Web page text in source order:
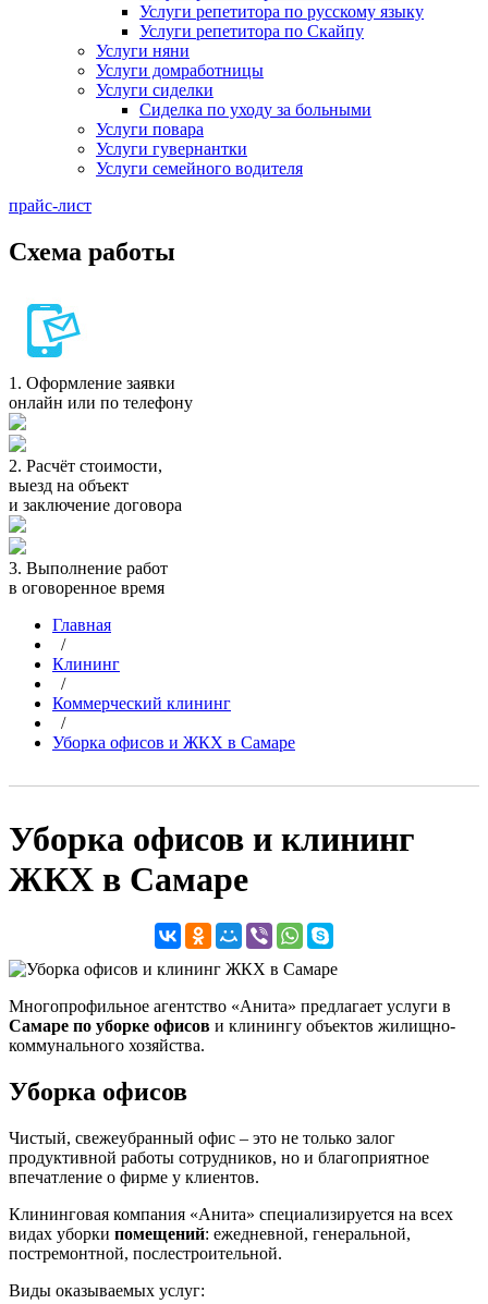
Услуги репетитора по русскому языку
Услуги репетитора по Скайпу
Услуги няни
Услуги домработницы
Услуги сиделки
Сиделка по уходу за больными
Услуги повара
Услуги гувернантки
Услуги семейного водителя
прайс-лист
Схема работы
1. Оформление заявки
онлайн или по телефону
2. Расчёт стоимости,
выезд на объект
и заключение договора
3. Выполнение работ
в оговоренное время
Главная
/
Клининг
/
Коммерческий клининг
/
Уборка офисов и ЖКХ в Самаре
Уборка офисов и клининг
ЖКХ в Самаре
Многопрофильное агентство «Анита» предлагает услуги в
Самаре по уборке офисов и клинингу объектов жилищно-
коммунального хозяйства.
Уборка офисов
Чистый, свежеубранный офис – это не только залог
продуктивной работы сотрудников, но и благоприятное
впечатление о фирме у клиентов.
Клининговая компания «Анита» специализируется на всех
видах уборки помещений: ежедневной, генеральной,
постремонтной, послестроительной.
Виды оказываемых услуг: